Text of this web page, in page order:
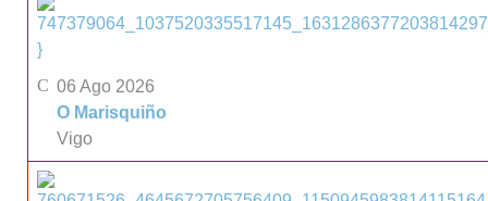
}
06 Ago 2026
O Marisquiño
Vigo